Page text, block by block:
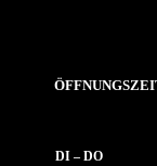
DI – DO